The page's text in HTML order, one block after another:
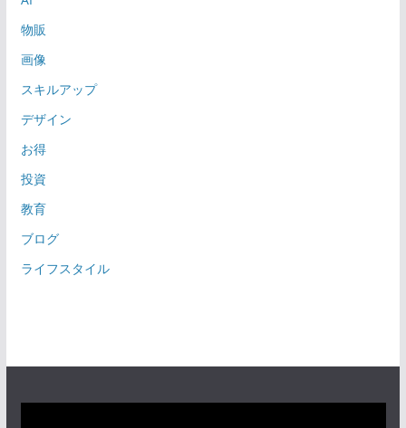
物販
画像
スキルアップ
デザイン
お得
投資
教育
ブログ
ライフスタイル